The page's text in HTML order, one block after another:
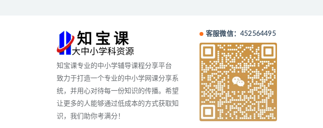
知宝课专业的中小学辅导课程分享平台
致力于打造一个专业的中小学网课分享系
统，并用心对待每一份知识的传播。希望
让更多的人能够通过低成本的方式获取知
识，我们助你考满分！
客服微信：452564495